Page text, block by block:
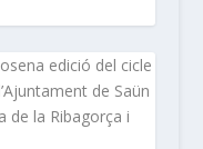
edició del cicle
de Saün
de la Ribagorça i